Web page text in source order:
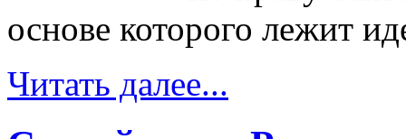
основе которого лежит
Читать далее...